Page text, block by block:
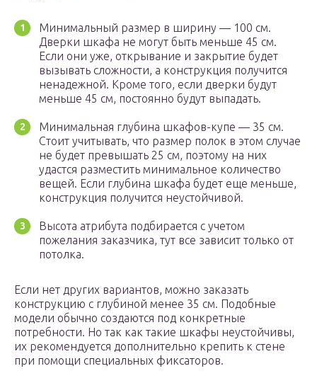
Минимальный размер в ширину — 100 см.
Дверки шкафа не могут быть меньше 45 см.
Если они уже, открывание и закрытие будет
вызывать сложности, а конструкция получится
ненадежной. Кроме того, если дверки будут
меньше 45 см, постоянно будут выпадать.
Минимальная глубина шкафов-купе — 35 см.
Стоит учитывать, что размер полок в этом случае
не будет превышать 25 см, поэтому на них
удастся разместить минимальное количество
вещей. Если глубина шкафа будет еще меньше,
конструкция получится неустойчивой.
Высота атрибута подбирается с учетом
пожелания заказчика, тут все зависит только от
потолка.
Если нет других вариантов, можно заказать
конструкцию с глубиной менее 35 см. Подобные
модели обычно создаются под конкретные
потребности. Но так как такие шкафы неустойчивы,
их рекомендуется дополнительно крепить к стене
при помощи специальных фиксаторов.